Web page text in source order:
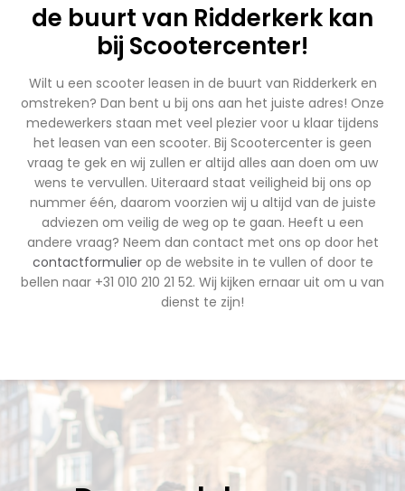
de buurt van Ridderkerk kan
bij Scootercenter!
Wilt u een scooter leasen in de buurt van Ridderkerk en
omstreken? Dan bent u bij ons aan het juiste adres! Onze
medewerkers staan met veel plezier voor u klaar tijdens
het leasen van een scooter. Bij Scootercenter is geen
vraag te gek en wij zullen er altijd alles aan doen om uw
wens te vervullen. Uiteraard staat veiligheid bij ons op
nummer één, daarom voorzien wij u altijd van de juiste
adviezen om veilig de weg op te gaan. Heeft u een
andere vraag? Neem dan contact met ons op door het
contactformulierop de website in te vullen of door te
bellen naar +31 010 210 21 52. Wij kijken ernaar uit om u van
dienst te zijn!